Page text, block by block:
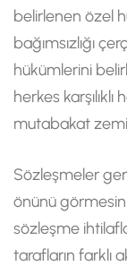
belirlenen özel
bağımsızlığı
hükümlerini
herkes
mutabakat
Sözleşmeler
önünü
sözleşme
tarafların farklı